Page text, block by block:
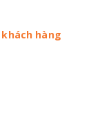
hàng